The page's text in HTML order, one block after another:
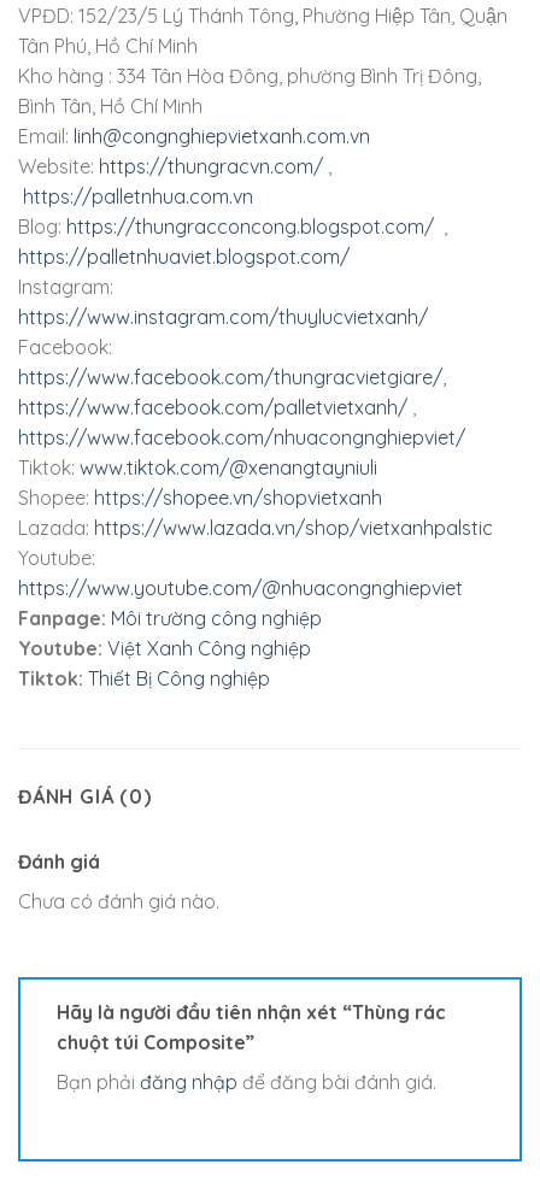
VPĐD: 152/23/5 Lý Thánh Tông, Phường Hiệp Tân, Quận
Tân Phú, Hồ Chí Minh
Kho hàng : 334 Tân Hòa Đông, phường Bình Trị Đông,
Bình Tân, Hồ Chí Minh
Email: linh@congnghiepvietxanh.com.vn
Website: https://thungracvn.com/
https://palletnhua.com.vn
Blog: https://thungracconcong.blogspot.com/
https://palletnhuaviet.blogspot.com/
Instagram:
https://www.instagram.com/thuylucvietxanh/
Facebook:
https://www.facebook.com/thungracvietgiare/
https://www.facebook.com/palletvietxanh/
https://www.facebook.com/nhuacongnghiepviet/
Tiktok: www.tiktok.com/@xenangtayniuli
Shopee: https://shopee.vn/shopvietxanh
Lazada: https://www.lazada.vn/shop/vietxanhpalstic
Youtube:
https://www.youtube.com/@nhuacongnghiepviet
Fanpage: Môi trường công nghiệp
Youtube: Việt Xanh Công nghiệp
Tiktok: Thiết Bị Công nghiệp
ĐÁNH GIÁ (0)
Đánh giá
Chưa có đánh giá nào.
Hãy là người đầu tiên nhận xét “Thùng rác
chuột túi Composite”
Bạn phải đăng nhập để đăng bài đánh giá.